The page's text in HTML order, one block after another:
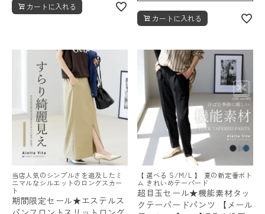
カートに入れる
カートに入れる
当店人気のシンプルさを追及したミ
ニマルなシルエットのロングスカー
ト
期間限定セール★エステルス
【 選べる S/M/L 】 夏の新定番ボト
ム きれいめテーパード
超目玉セール★機能素材タッ
クテーパードパンツ 【メール